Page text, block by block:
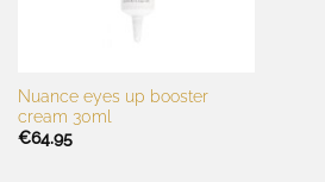
Nuance eyes up booster
cream 30ml
€64.95